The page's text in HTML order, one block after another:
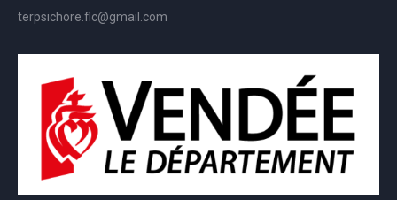
terpsichore.flc@gmail.com